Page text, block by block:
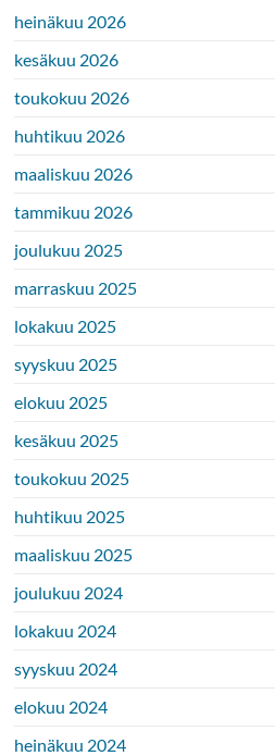
heinäkuu 2026
kesäkuu 2026
toukokuu 2026
huhtikuu 2026
maaliskuu 2026
tammikuu 2026
joulukuu 2025
marraskuu 2025
lokakuu 2025
syyskuu 2025
elokuu 2025
kesäkuu 2025
toukokuu 2025
huhtikuu 2025
maaliskuu 2025
joulukuu 2024
lokakuu 2024
syyskuu 2024
elokuu 2024
heinäkuu 2024